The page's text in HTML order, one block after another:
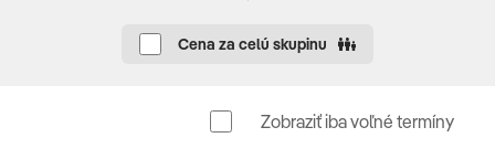
hlavná reštaurácia • à la carte reštaurácie • lobby bar •
pool bar • snack bar
vonkajší bazén • vnútorný bazén • slnečníky a ležadlá
Cena za celú skupinu
Zobraziť iba voľné termíny